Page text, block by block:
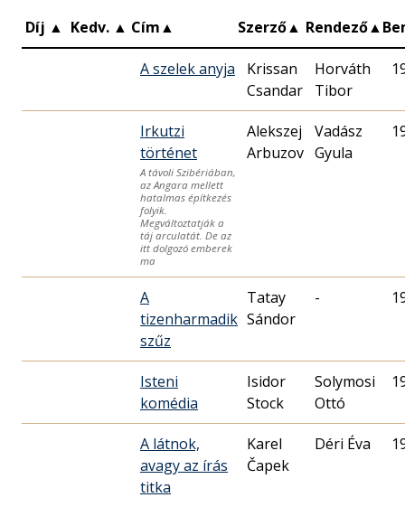
Díj ▲ Kedv. ▲ Cím▲ Szerző▲ Rendező▲
A szelek anyja
Krissan
Csandar
Horváth
Irkutzi
történet
A távoli Szibériában,
az Angara mellett
hatalmas építkezés
folyik.
Megváltoztatják a
táj arculatát. De az
itt dolgozó emberek
ma
Alekszej
Arbuzov
Vadász
Gyula
A
tizenharmadik
szűz
Tatay
Sándor
-
Isteni
komédia
Isidor
Stock
Solymosi
Ottó
A látnok,
avagy az írás
titka
Karel
Čapek
Déri Éva